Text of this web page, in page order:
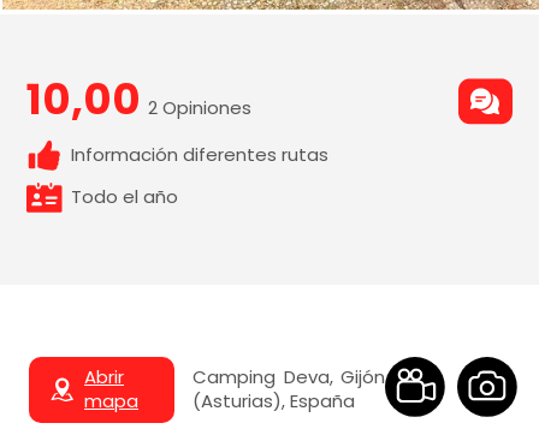
10,00 2 Opiniones
Información diferentes rutas
Todo el año
Abrir
mapa
Camping Deva, Gijón
(Asturias), España